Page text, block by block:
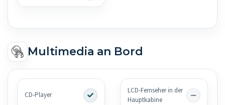
Multimedia an Bord
CD-Player
LCD-Fernseher in der
Hauptkabine